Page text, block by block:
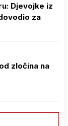
Djevojke iz
za
zločina na